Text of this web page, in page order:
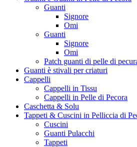
Guanti
Signore
Omi
Guanti
Signore
Omi
Patch guanti di pelle di
Guanti è stivali per criaturi
Cappelli
Cappelli in Tissu
Cappelli in Pelle di Pecora
Caschetta & Solu
Tappeti & Cuscini in Pelliccia di
Cuscini
Guanti Pulacchi
Tappeti